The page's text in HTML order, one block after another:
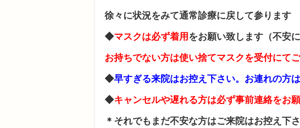
徐々に状況をみて通常診療に戻して参ります
◆マスクは必ず着用 をお願い致します（不安
お持ちでない方は使い捨てマスクを受付にて
◆早すぎる来院はお控え下さい。お連れの方
◆キャンセルや遅れる方は必ず事前連絡をお
＊それでもまだ不安な方はご来院はお控え下